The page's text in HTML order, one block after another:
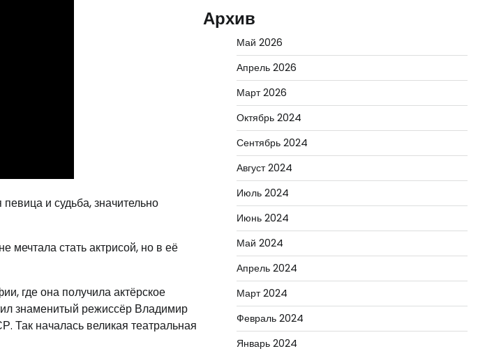
и судьба, значительно
мечтала стать актрисой, но в её
где она получила актёрское
знаменитый режиссёр Владимир
Так началась великая театральная
Архив
Май 2026
Апрель 2026
Март 2026
Октябрь 2024
Сентябрь 2024
Август 2024
Июль 2024
Июнь 2024
Май 2024
Апрель 2024
Март 2024
Февраль 2024
Январь 2024